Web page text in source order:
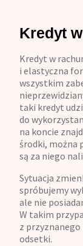
Kredyt
Kredyt w
i elastyczna
wszystkim
taki kredyt
do
na koncie
środki, można
są za niego
Sytuacja
spróbujemy
ale nie
W takim
z
odsetki.